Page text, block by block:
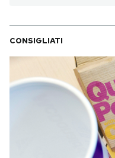
CALENDARIO
AREA PERSONALE
Area Personale
Notifiche mobile
Hai bisogno di aiuto?
CONSIGLIATI